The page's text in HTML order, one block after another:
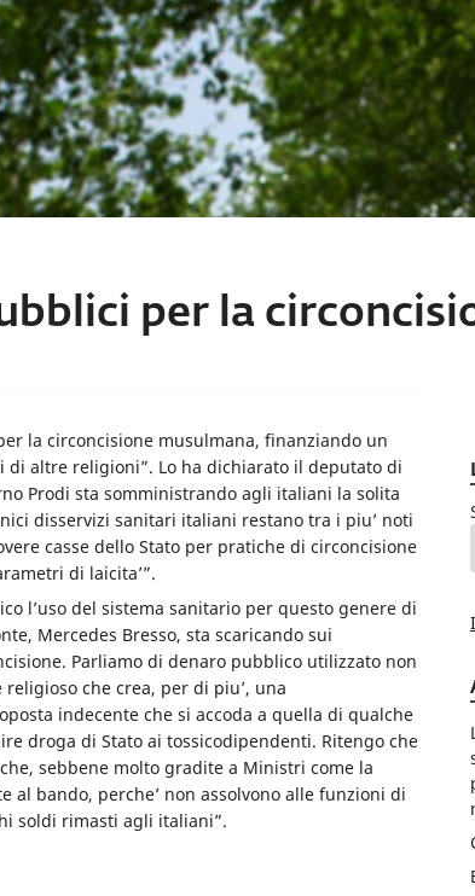
per la
la circoncisione musulmana, finanziando un
altre religioni”. Lo ha dichiarato il deputato di
Prodi sta somministrando agli italiani la solita
disservizi sanitari italiani restano tra i piu’ noti
casse dello Stato per pratiche di circoncisione
di laicita’”.
l’uso del sistema sanitario per questo genere di
Mercedes Bresso, sta scaricando sui
Parliamo di denaro pubblico utilizzato non
che crea, per di piu’, una
indecente che si accoda a quella di qualche
droga di Stato ai tossicodipendenti. Ritengo che
sebbene molto gradite a Ministri come la
al bando, perche’ non assolvono alle funzioni di
soldi rimasti agli italiani”.